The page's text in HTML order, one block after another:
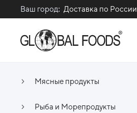
Ваш город: Доставка по России
Мясные продукты
Рыба и Морепродукты